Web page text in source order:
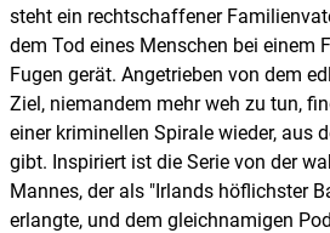
steht ein rechtschaffener
dem Tod eines Menschen bei einem
Fugen gerät. Angetrieben von dem
Ziel, niemandem mehr weh zu tun,
einer kriminellen Spirale wieder, aus
gibt. Inspiriert ist die Serie von der
Mannes, der als "Irlands höflichster
erlangte, und dem gleichnamigen